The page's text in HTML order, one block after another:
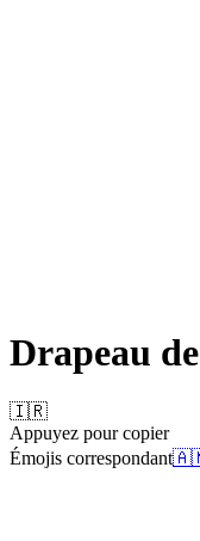
Drapeau
🇮🇷
Appuyez pour copier
Émojis correspondant